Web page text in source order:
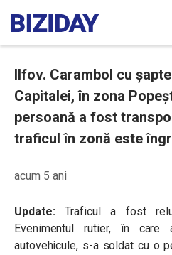
Ilfov. Carambol cu
Capitalei, în zona
persoană a fost
traficul în zonă este
acum 5 ani
Update:
Traficul a fost
Evenimentul rutier, în
autovehicule, s-a soldat cu o